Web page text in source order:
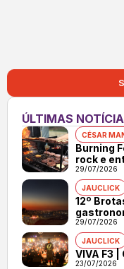
ÚLTIMAS
CÉSAR
Burning
rock e
29/07/2026
JAUCLICK
12º
29/07/2026
JAUCLICK
VIVA F3
23/07/2026